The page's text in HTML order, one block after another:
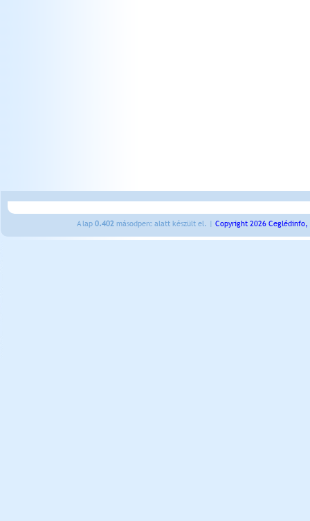
A lap 0.402 másodperc alatt készült el. | Copyright 2026